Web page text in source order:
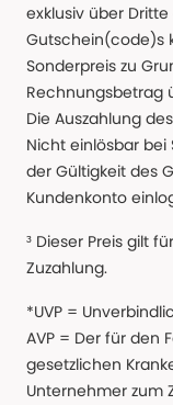
exklusiv über
Gutschein(code)s
Sonderpreis zu
Rechnungsbetrag
Die Auszahlung
Nicht einlösbar bei
der Gültigkeit des
Kundenkonto
³ Dieser Preis gilt
Zuzahlung.
*UVP =
AVP = Der für den
gesetzlichen
Unternehmer zum